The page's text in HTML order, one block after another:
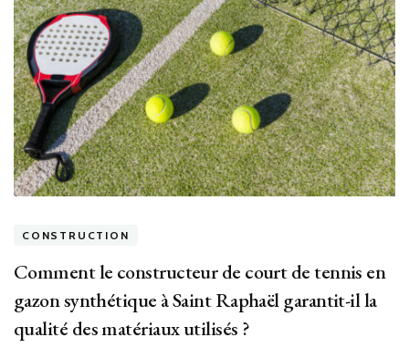
CONSTRUCTION
Comment le constructeur de court de tennis en
gazon synthétique à Saint Raphaël garantit-il la
qualité des matériaux utilisés ?